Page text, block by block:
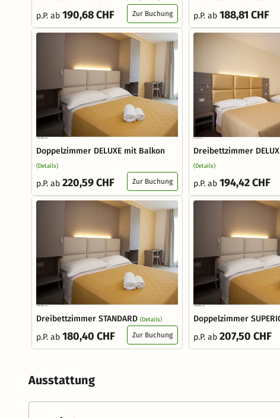
p.P. ab 190,68 CHF Zur Buchung p.P. ab 188,81 CHF
Doppelzimmer DELUXE mit Balkon
(Details)
p.P. ab 220,59 CHF Zur Buchung
Dreibettzimmer
(Details)
p.P. ab 194,42 CHF
Dreibettzimmer STANDARD (Details)
p.P. ab 180,40 CHF Zur Buchung
Doppelzimmer
p.P. ab 207,50 CHF
Ausstattung